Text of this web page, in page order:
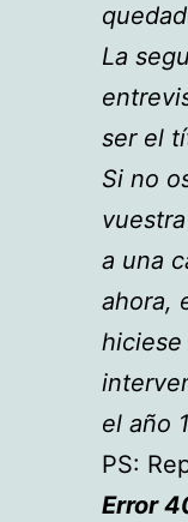
La
ser el
Si no
a una
ahora,
hiciese
el año
PS:
Error